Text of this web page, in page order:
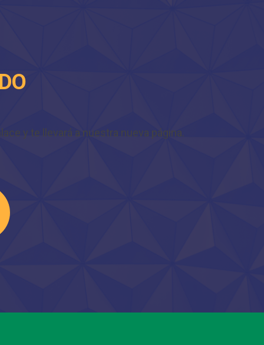
y te llevará a nuestra nueva página.